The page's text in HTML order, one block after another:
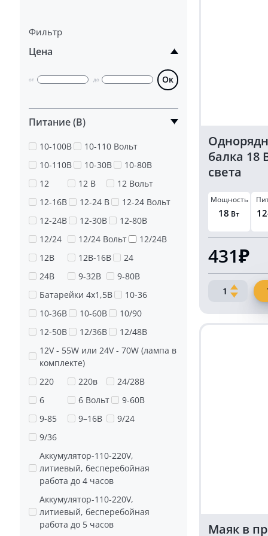
Фильтр
Цена
от до Ок
Питание (В)
10-100В
10-110 Вольт
10-110В
10-30В
10-80В
12
12 В
12 Вольт
12-16В
12-24 В
12-24 Вольт
12-24В
12-30В
12-80В
12/24
12/24 Вольт
12/24В
12В
12В-16В
24
24В
9-32В
9-80В
Батарейки 4х1,5В
10-36
10-36В
10-60В
10/90
12-50В
12/36В
12/48В
12V - 55W или 24V - 70W (лампа в
комплекте)
220
220в
24/28В
6
6 Вольт
9-60В
9-85
9–16В
9/24
9/36
Аккумулятор-110-220V,
литиевый, бесперебойная
работа до 4 часов
Аккумулятор-110-220V,
литиевый, бесперебойная
работа до 5 часов
балка 18
света
Мощность
18 Вт
431₽
Количество
Однорядная
Маяк в